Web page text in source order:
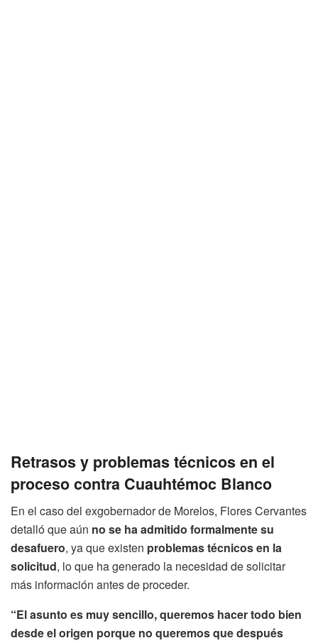
Retrasos y problemas técnicos en el
proceso contra Cuauhtémoc Blanco
En el caso del exgobernador de Morelos, Flores Cervantes
detalló que aún no se ha admitido formalmente su
desafuero, ya que existen problemas técnicos en la
solicitud, lo que ha generado la necesidad de solicitar
más información antes de proceder.
“El asunto es muy sencillo, queremos hacer todo bien
desde el origen porque no queremos que después